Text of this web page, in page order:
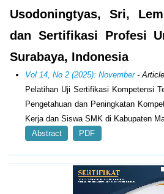
Usodoningtyas, Sri,
dan Sertifikasi Profesi
Surabaya, Indonesia
Vol 14, No 2 (2025): November-
Pelatihan Uji Sertifikasi Kompetensi
Pengetahuan dan Peningkatan
Kerja dan Siswa SMK di Kabupaten
Abstract
PDF